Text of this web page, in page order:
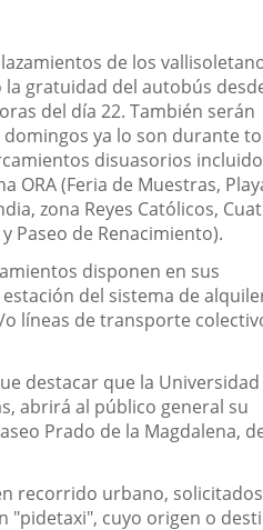
de los
la gratuidad del autobús
del día 22. También serán
ya lo son durante
disuasorios
ORA (Feria de Muestras,
zona Reyes Católicos,
Paseo de Renacimiento).
disponen en sus
del sistema de
líneas de transporte
destacar que la
abrirá al público general su
Prado de la Magdalena,
recorrido urbano, solicitados
"pidetaxi", cuyo origen o